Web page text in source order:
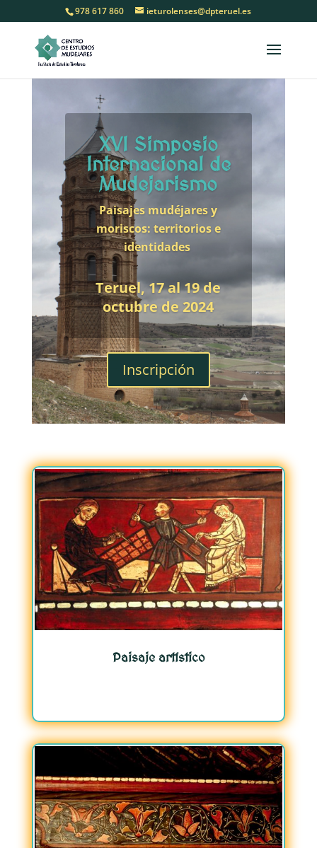
978 617 860 ieturolenses@dpteruel.es
XVI Simposio
Internacional de
Mudejarismo
Paisajes mudéjares y
moriscos: territorios e
identidades
Teruel, 17 al 19 de
octubre de 2024
Inscripción
Paisaje artístico